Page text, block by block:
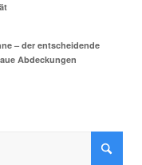
– der entscheidende
Abdeckungen